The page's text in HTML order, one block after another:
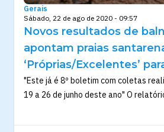
Gerais
Sábado, 22 de ago de 2020 - 09:57
Novos resultados de
apontam praias
‘Próprias/Excelentes’
"Este já é 8º boletim com coletas
19 a 26 de junho deste ano" O